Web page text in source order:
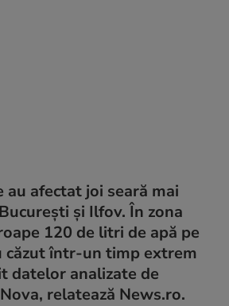
afectat joi seară mai
și Ilfov. În zona
120 de litri de apă pe
căzut într-un timp extrem
datelor analizate de
relatează News.ro.